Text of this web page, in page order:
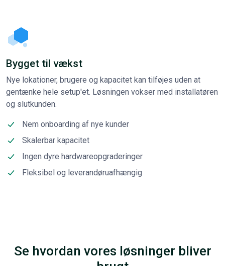
Bygget til vækst
Nye lokationer, brugere og kapacitet kan tilføjes uden at
gentænke hele setup'et. Løsningen vokser med installatøren
og slutkunden.
Nem onboarding af nye kunder
Skalerbar kapacitet
Ingen dyre hardwareopgraderinger
Fleksibel og leverandøruafhængig
Se hvordan vores løsninger bliver